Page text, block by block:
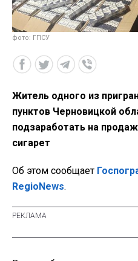
фото: ГПСУ
Житель одного из
пунктов Черновицкой
подзаработать на
сигарет
Об этом сообщает
RegioNews.